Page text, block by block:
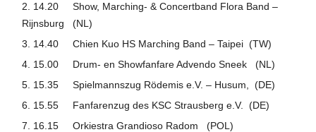
14.20 Show, Marching- & Concertband Flora Band –
Rijnsburg (NL)
14.40 Chien Kuo HS Marching Band – Taipei (TW)
15.00 Drum- en Showfanfare Advendo Sneek (NL)
15.35 Spielmannszug Rödemis e.V. – Husum, (DE)
15.55 Fanfarenzug des KSC Strausberg e.V. (DE)
16.15 Orkiestra Grandioso Radom (POL)